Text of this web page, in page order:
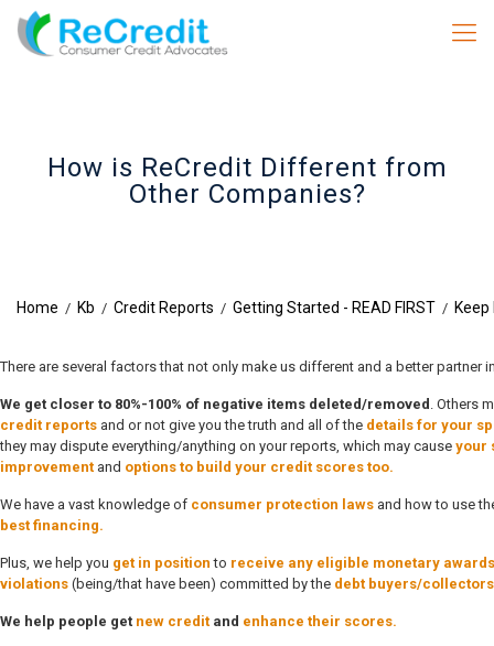
How is ReCredit Different from
Other Companies?
Home / Kb / Credit Reports / Getting Started - READ FIRST /
There are several factors that not only make us different and a better partner
We get closer to 80%-100% of negative items deleted/removed . Others
credit reports and or not give you the truth and all of the details for your
they may dispute everything/anything on your reports, which may cause your
improvement and options to build your credit scores too.
We have a vast knowledge of consumer protection laws and how to use
best financing.
Plus, we help you get in position to receive any eligible monetary awards
violations (being/that have been) committed by the debt buyers/collectors
We help people get new credit and enhance their scores.